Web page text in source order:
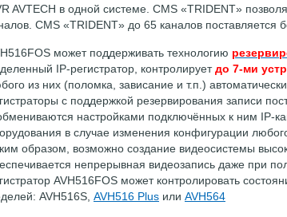
AVTECH в одной системе. CMS «TRIDENT»
CMS «TRIDENT» до 65 каналов поставляется
может поддерживать технологию
IP-регистратор, контролирует до 7-ми
из них (поломка, зависание и т.п.)
с поддержкой резервирования записи
настройками подключённых к ним IP-
в случае изменения конфигурации
образом, возможно создание видеосистемы
непрерывная видеозапись даже при
AVH516FOS может контролировать
AVH516S, AVH516 Plus или AVH564